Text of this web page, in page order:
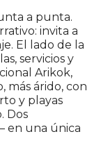
a punta.
invita a
El lado de la
servicios y
Arikok,
más árido, con
y playas
Dos
en una única